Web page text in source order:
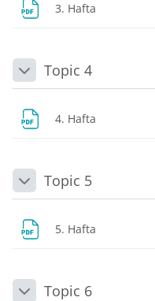
3. Hafta
DaraltTopic 4
4. Hafta
DaraltTopic 5
5. Hafta
Topic 6